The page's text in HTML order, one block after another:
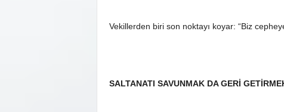
Vekillerden biri son noktayı koyar: “Biz
SALTANATI SAVUNMAK DA GERİ